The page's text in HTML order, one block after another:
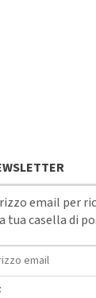
email per
casella di